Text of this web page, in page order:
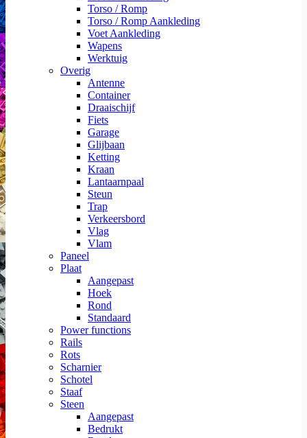
Torso / Romp
Torso / Romp Aankleding
Voet Aankleding
Wapens
Werktuig
Overig
Antenne
Container
Draaischijf
Fiets
Garage
Glijbaan
Ketting
Kraan
Lantaarnpaal
Steun
Trap
Verkeersbord
Vlag
Vlam
Paneel
Plaat
Aangepast
Hoek
Rond
Standaard
Power functions
Rails
Rots
Scharnier
Schotel
Staaf
Steen
Aangepast
Bedrukt